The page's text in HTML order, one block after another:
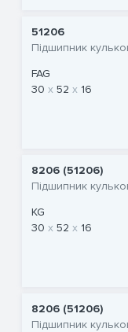
51206
Підшипник
FAG
30
52 16
8206 (51206)
Підшипник
KG
30
52 16
8206 (51206)
Підшипник